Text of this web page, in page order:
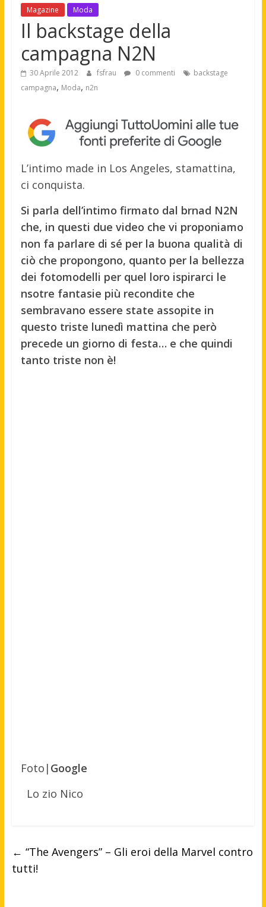
Magazine Moda
Il backstage della
campagna N2N
30 Aprile 2012 fsfrau 0 commenti
backstage
campagna, Moda, n2n
L’intimo made in Los Angeles, stamattina,
ci conquista.
Si parla dell’intimo firmato dal brnad N2N
che, in questi due video che vi proponiamo
non fa parlare di sé per la buona qualità di
ciò che propongono, quanto per la bellezza
dei fotomodelli per quel loro ispirarci le
nsotre fantasie più recondite che
sembravano essere state assopite in
questo triste lunedì mattina che però
precede un giorno di festa… e che quindi
tanto triste non è!
Foto| Google
Lo zio Nico
← “The Avengers” – Gli eroi della Marvel contro
tutti!